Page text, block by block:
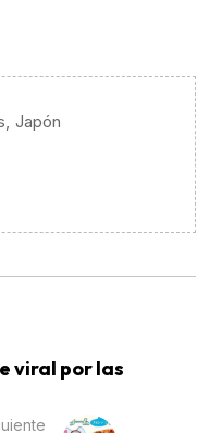
, Japón
viral por las